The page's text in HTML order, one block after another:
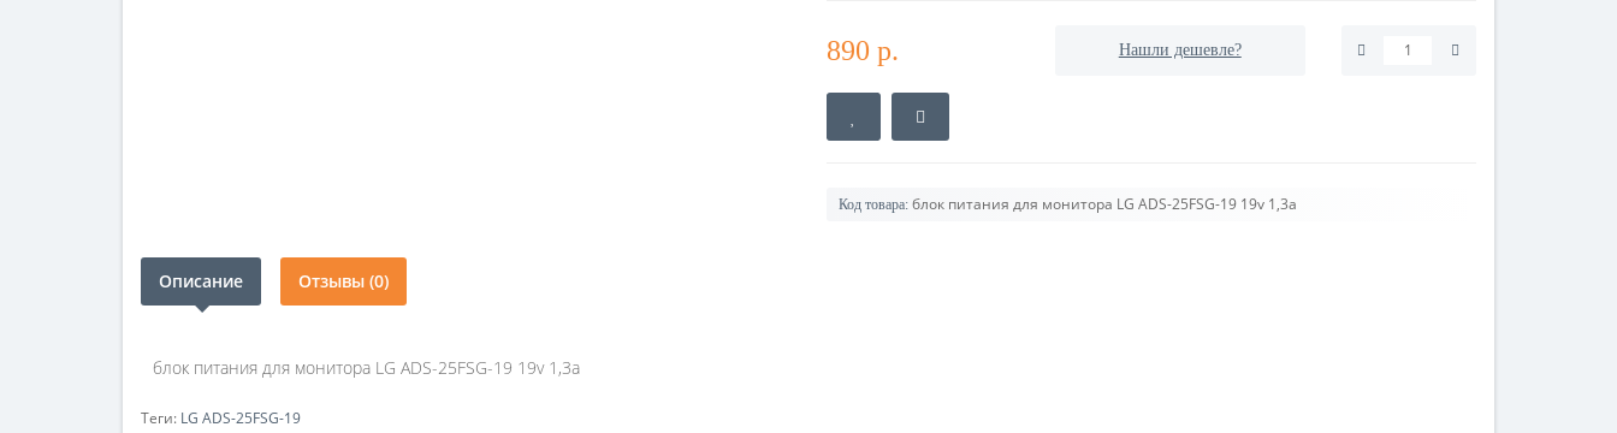
890 р. Нашли дешевле?
Код товара: блок питания для монитора LG ADS-25FSG-19 19v 1,3a
Описание Отзывы (0)
блок питания для монитора LG ADS-25FSG-19 19v 1,3a
Теги: LG ADS-25FSG-19